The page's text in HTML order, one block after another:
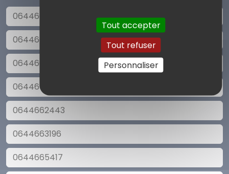
Tout accepter
Tout refuser
Personnaliser
0644661653
0644662242
0644662243
0644662442
0644662443
0644663196
0644665417